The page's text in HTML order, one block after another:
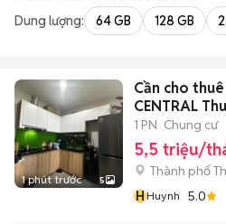
Dung lượng: 64 GB 128 GB
1 phút trước 5
Cần cho thuê
CENTRAL
nội thất
1 PN Chung cư
5,5 triệu/
Thành phố
HHuynh 5.0